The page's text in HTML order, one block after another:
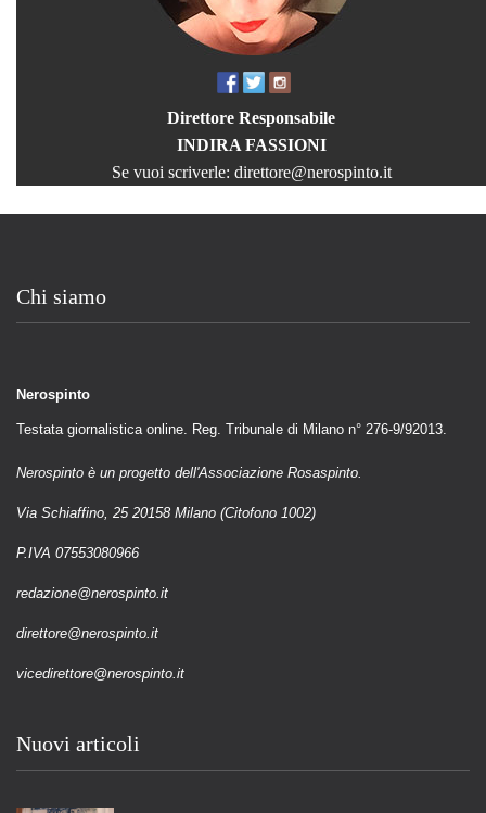
Direttore Responsabile
INDIRA FASSIONI
Se vuoi scriverle: direttore@nerospinto.it
Chi siamo
Nerospinto
Testata giornalistica online. Reg. Tribunale di Milano n° 276-9/92013.
Nerospinto è un progetto dell'Associazione Rosaspinto.
Via Schiaffino, 25 20158 Milano (Citofono 1002)
P.IVA 07553080966
redazione@nerospinto.it
direttore@nerospinto.it
vicedirettore@nerospinto.it
Nuovi articoli